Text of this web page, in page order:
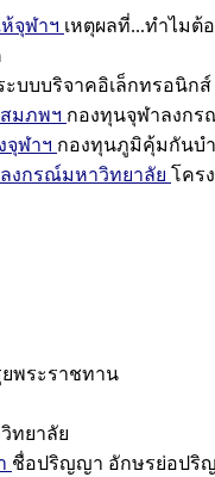
จุฬาฯ เหตุผลที่...ทำไมต้
ะบบบริจาคอิเล็กทรอนิกส์
มภพฯ กองทุนจุฬาลงก
จุฬาฯ กองทุนภูมิคุ้มกันบำ
งกรณ์มหาวิทยาลัย โคร
ยพระราชทาน
ทยาลัย
ชื่อปริญญา อักษรย่อปริ